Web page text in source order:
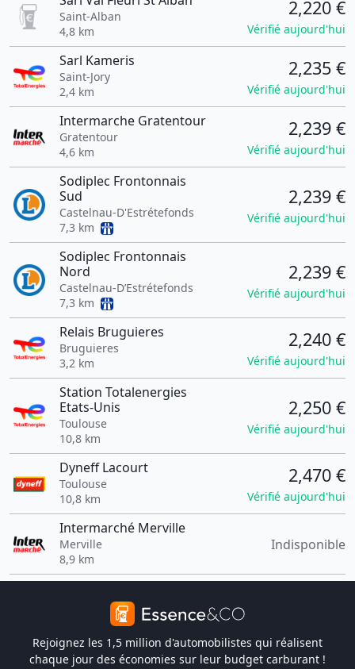
Saint-Alban
4,8 km
2,220 €
Vérifié aujourd'hui
Sarl Kameris
Saint-Jory
2,4 km
2,235 €
Vérifié aujourd'hui
Intermarche Gratentour
Gratentour
4,6 km
2,239 €
Vérifié aujourd'hui
Sodiplec Frontonnais
Sud
Castelnau-D'Estrétefonds
7,3 km
2,239 €
Vérifié aujourd'hui
Sodiplec Frontonnais
Nord
Castelnau-D’Estrétefonds
7,3 km
2,239 €
Vérifié aujourd'hui
Relais Bruguieres
Bruguieres
3,2 km
2,240 €
Vérifié aujourd'hui
Station Totalenergies
Etats-Unis
Toulouse
10,8 km
2,250 €
Vérifié aujourd'hui
Dyneff Lacourt
Toulouse
10,8 km
2,470 €
Vérifié aujourd'hui
Intermarché Merville
Merville
8,9 km
Indisponible
Rejoignez les 1,5 million d'automobilistes qui réalisent
chaque jour des économies sur leur budget carburant !